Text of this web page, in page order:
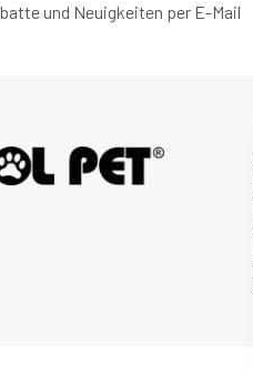
und Neuigkeiten per E-Mail